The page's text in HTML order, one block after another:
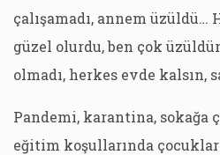
çalışamadı, annem üzüldü…
güzel olurdu, ben çok
olmadı, herkes evde kalsın,
Pandemi, karantina, sokağa
eğitim koşullarında